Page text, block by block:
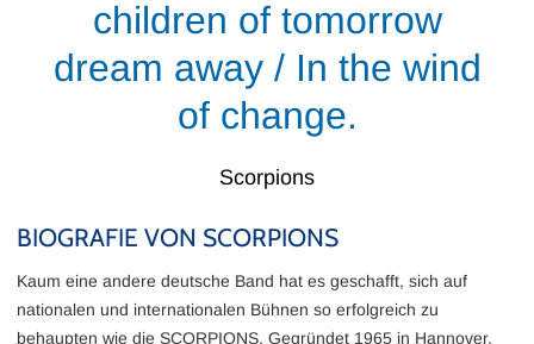
children of tomorrow
dream away / In the wind
of change.
Scorpions
BIOGRAFIE VON SCORPIONS
Kaum eine andere deutsche Band hat es geschafft, sich auf
nationalen und internationalen Bühnen so erfolgreich zu
behaupten wie die SCORPIONS. Gegründet 1965 in Hannover,